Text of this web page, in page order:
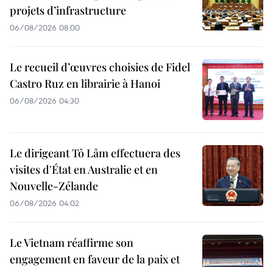
projets d’infrastructure
06/08/2026 08:00
Le recueil d’œuvres choisies de Fidel
Castro Ruz en librairie à Hanoi
06/08/2026 04:30
Le dirigeant Tô Lâm effectuera des
visites d'État en Australie et en
Nouvelle-Zélande
06/08/2026 04:02
Le Vietnam réaffirme son
engagement en faveur de la paix et